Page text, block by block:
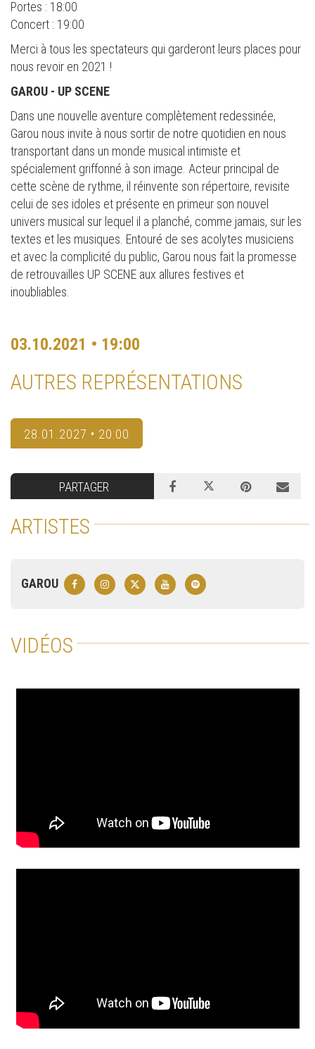
Portes : 18:00
Concert : 19:00
Merci à tous les spectateurs qui garderont leurs places pour
nous revoir en 2021 !
GAROU - UP SCENE
Dans une nouvelle aventure complètement redessinée,
Garou nous invite à nous sortir de notre quotidien en nous
transportant dans un monde musical intimiste et
spécialement griffonné à son image. Acteur principal de
cette scène de rythme, il réinvente son répertoire, revisite
celui de ses idoles et présente en primeur son nouvel
univers musical sur lequel il a planché, comme jamais, sur les
textes et les musiques. Entouré de ses acolytes musiciens
et avec la complicité du public, Garou nous fait la promesse
de retrouvailles UP SCENE aux allures festives et
inoubliables.
03.10.2021 • 19:00
AUTRES REPRÉSENTATIONS
28.01.2027 • 20:00
PARTAGER
ARTISTES
GAROU
VIDÉOS